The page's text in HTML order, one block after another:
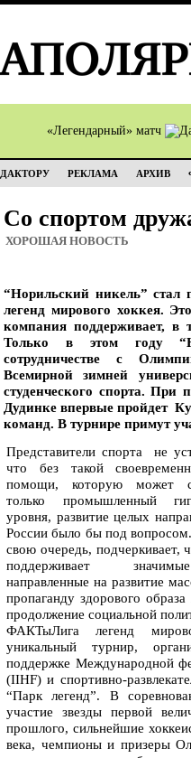
«Легендарный» матч
РЕКЛАМА АРХИВ
Со спортом
ХОРОШАЯ НОВОСТЬ
“Норильский никель” стал
легенд мирового хоккея.
компания поддерживает, в
Только в этом году
сотрудничестве с
Всемирной зимней
студенческого спорта.
Дудинке впервые пройдет
команд. В турнире примут
Представители спорта не
что без такой
помощи, которую может
только промышленный
уровня, развитие целых
России было бы под
свою очередь, подчеркивает,
поддерживает
направленные на развитие
пропаганду здорового
продолжение социальной
ФАКТыЛига легенд
уникальный турнир,
поддержке Международной
(IIHF) и спортивно-
“Парк легенд”. В
участие звезды первой
прошлого, сильнейшие
века, чемпионы и призеры